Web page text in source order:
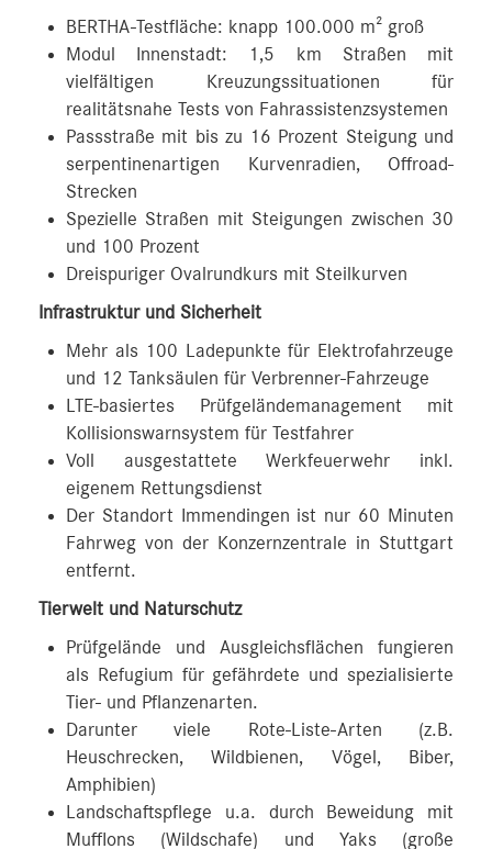
BERTHA-Testfläche: knapp 100.000 m² groß
Modul Innenstadt: 1,5 km Straßen mit
vielfältigen Kreuzungssituationen für
realitätsnahe Tests von Fahrassistenzsystemen
Passstraße mit bis zu 16 Prozent Steigung und
serpentinenartigen Kurvenradien, Offroad-
Strecken
Spezielle Straßen mit Steigungen zwischen 30
und 100 Prozent
Dreispuriger Ovalrundkurs mit Steilkurven
Infrastruktur und Sicherheit
Mehr als 100 Ladepunkte für Elektrofahrzeuge
und 12 Tanksäulen für Verbrenner-Fahrzeuge
LTE-basiertes Prüfgeländemanagement mit
Kollisionswarnsystem für Testfahrer
Voll ausgestattete Werkfeuerwehr inkl.
eigenem Rettungsdienst
Der Standort Immendingen ist nur 60 Minuten
Fahrweg von der Konzernzentrale in Stuttgart
entfernt.
Tierwelt und Naturschutz
Prüfgelände und Ausgleichsflächen fungieren
als Refugium für gefährdete und spezialisierte
Tier- und Pflanzenarten.
Darunter viele Rote-Liste-Arten (z.B.
Heuschrecken, Wildbienen, Vögel, Biber,
Amphibien)
Landschaftspflege u.a. durch Beweidung mit
Mufflons (Wildschafe) und Yaks (große